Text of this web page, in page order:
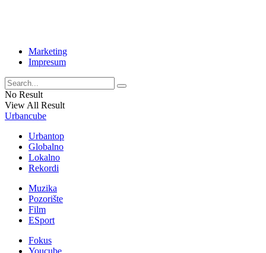
Marketing
Impresum
No Result
View All Result
Urbancube
Urbantop
Globalno
Lokalno
Rekordi
Muzika
Pozorište
Film
ESport
Fokus
Youcube